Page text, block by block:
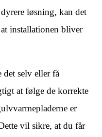
løsning, kan det
installationen bliver
selv eller få
at følge de korrekte
er
vil sikre, at du får